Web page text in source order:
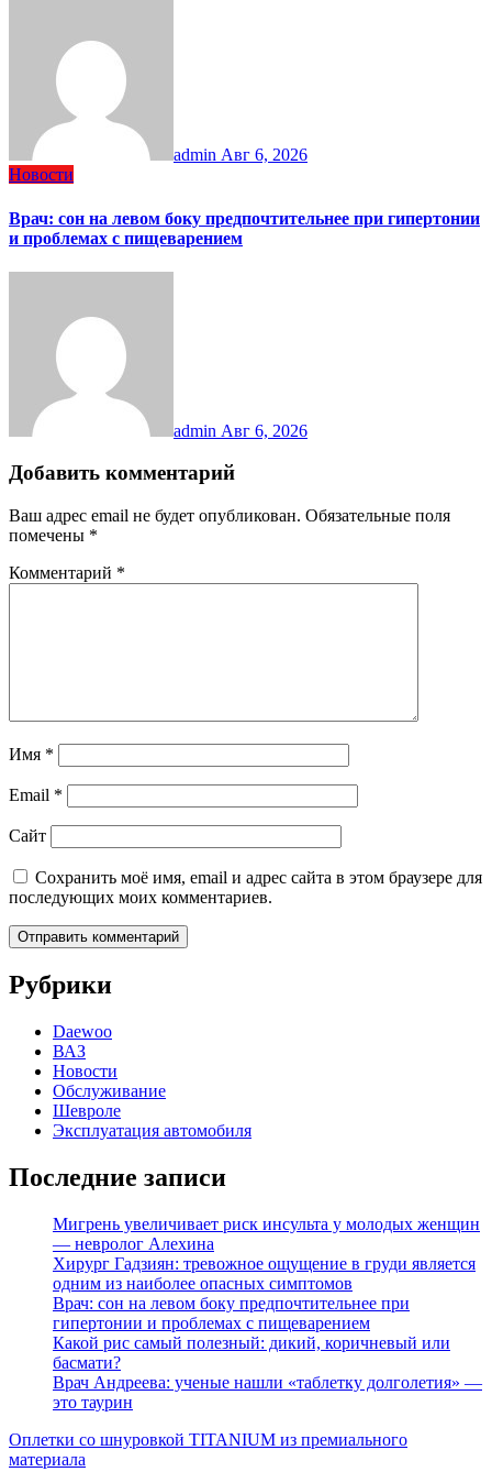
admin Авг 6, 2026
Новости
Врач: сон на левом боку предпочтительнее при гипертонии
и проблемах с пищеварением
admin Авг 6, 2026
Добавить комментарий
Ваш адрес email не будет опубликован. Обязательные поля
помечены *
Комментарий *
Имя *
Email *
Сайт
Сохранить моё имя, email и адрес сайта в этом браузере для
последующих моих комментариев.
Рубрики
Daewoo
ВАЗ
Новости
Обслуживание
Шевроле
Эксплуатация автомобиля
Последние записи
Мигрень увеличивает риск инсульта у молодых женщин
— невролог Алехина
Хирург Гадзиян: тревожное ощущение в груди является
одним из наиболее опасных симптомов
Врач: сон на левом боку предпочтительнее при
гипертонии и проблемах с пищеварением
Какой рис самый полезный: дикий, коричневый или
басмати?
Врач Андреева: ученые нашли «таблетку долголетия» —
это таурин
Оплетки со шнуровкой TITANIUM из премиального
материала